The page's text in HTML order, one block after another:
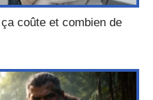
coûte et combien de